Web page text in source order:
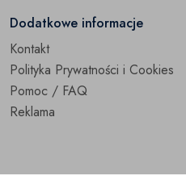
Dodatkowe informacje
Kontakt
Polityka Prywatności i Cookies
Pomoc / FAQ
Reklama